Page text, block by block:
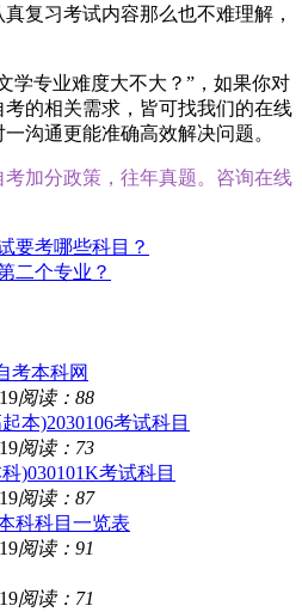
复习考试内容那么也不难理解，
学专业难度大不大？”，如果你对
的相关需求，皆可找我们的在线
沟通更能准确高效解决问题。
加分政策，往年真题。咨询在线
要考哪些科目？
二个专业？
考本科网
阅读：88
本)2030106考试科目
阅读：73
)030101K考试科目
阅读：87
科科目一览表
阅读：91
阅读：71